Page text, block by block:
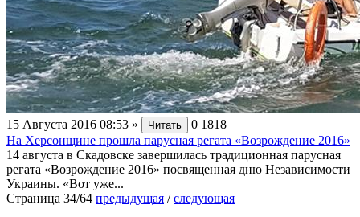
15 Августа 2016 08:53 » Читать 0 1818
На Херсонщине прошла парусная регата «Возрождение 2016»
14 августа в Скадовске завершилась традиционная парусная
регата «Возрождение 2016» посвященная дню Независимости
Украины. «Вот уже...
Страница 34/64 предыдущая /следующая